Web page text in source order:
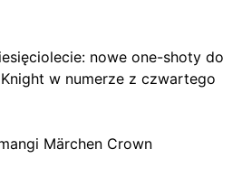
nowe one-shoty do
w numerze z czwartego
Märchen Crown